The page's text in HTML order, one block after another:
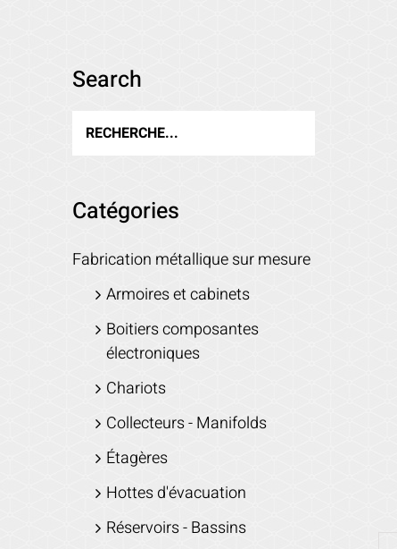
Search
Catégories
Fabrication métallique sur mesure
Armoires et cabinets
Boitiers composantes
électroniques
Chariots
Collecteurs - Manifolds
Étagères
Hottes d'évacuation
Réservoirs - Bassins